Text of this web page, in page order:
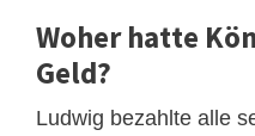
Woher hatte
Geld?
Ludwig bezahlte alle